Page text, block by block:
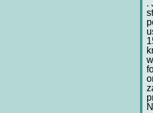
.